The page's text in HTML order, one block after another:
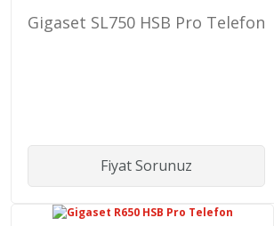
Gigaset SL750 HSB Pro Telefon
Fiyat Sorunuz